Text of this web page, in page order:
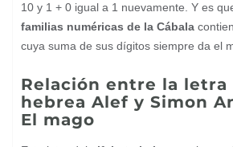
10 y 1 + 0 igual a 1 nuevamente. Y es
familias numéricas de la Cábala
cuya suma de sus dígitos siempre da el
Relación entre la letra
hebrea Alef y Simon
El mago